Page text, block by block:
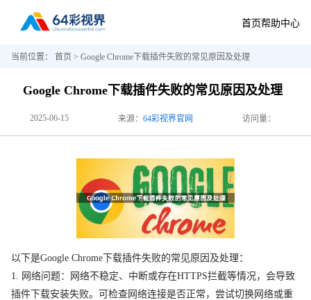
首页帮助中心
当前位置： 首页 > Google Chrome下载插件失败的常见原因及处理
Google Chrome下载插件失败的常见原因及处理
2025-06-15 来源： 64彩视界官网 访问量：
以下是Google Chrome下载插件失败的常见原因及处理：
1. 网络问题：网络不稳定、中断或存在HTTPS拦截等情况，会导致
插件下载安装失败。可检查网络连接是否正常，尝试切换网络或重